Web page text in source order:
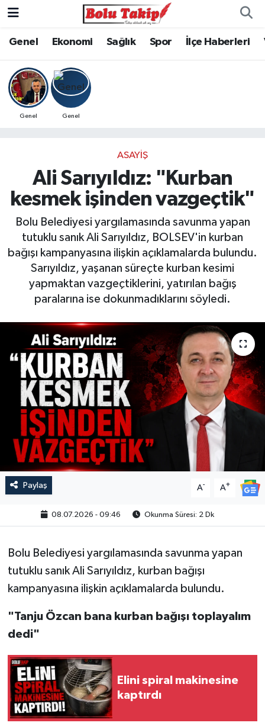
Genel Ekonomi Sağlık Spor İlçe Haberleri
Genel Genel
ASAYIŞ
Ali Sarıyıldız: "Kurban
kesmek işinden vazgeçtik"
Bolu Belediyesi yargılamasında savunma yapan
tutuklu sanık Ali Sarıyıldız, BOLSEV'in kurban
bağışı kampanyasına ilişkin açıklamalarda bulundu.
Sarıyıldız, yaşanan süreçte kurban kesimi
yapmaktan vazgeçtiklerini, yatırılan bağış
paralarına ise dokunmadıklarını söyledi.
Paylaş A- A+
08.07.2026 - 09:46 Okunma Süresi: 2 Dk
Bolu Belediyesi yargılamasında savunma yapan
tutuklu sanık Ali Sarıyıldız, kurban bağışı
kampanyasına ilişkin açıklamalarda bulundu.
"Tanju Özcan bana kurban bağışı toplayalım
dedi"
Elini spiral makinesine
kaptırdı